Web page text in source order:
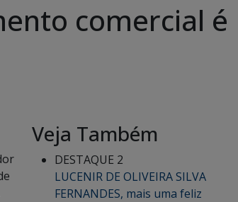
comercial é
Veja Também
DESTAQUE 2
LUCENIR DE OLIVEIRA SILVA
FERNANDES, mais uma feliz